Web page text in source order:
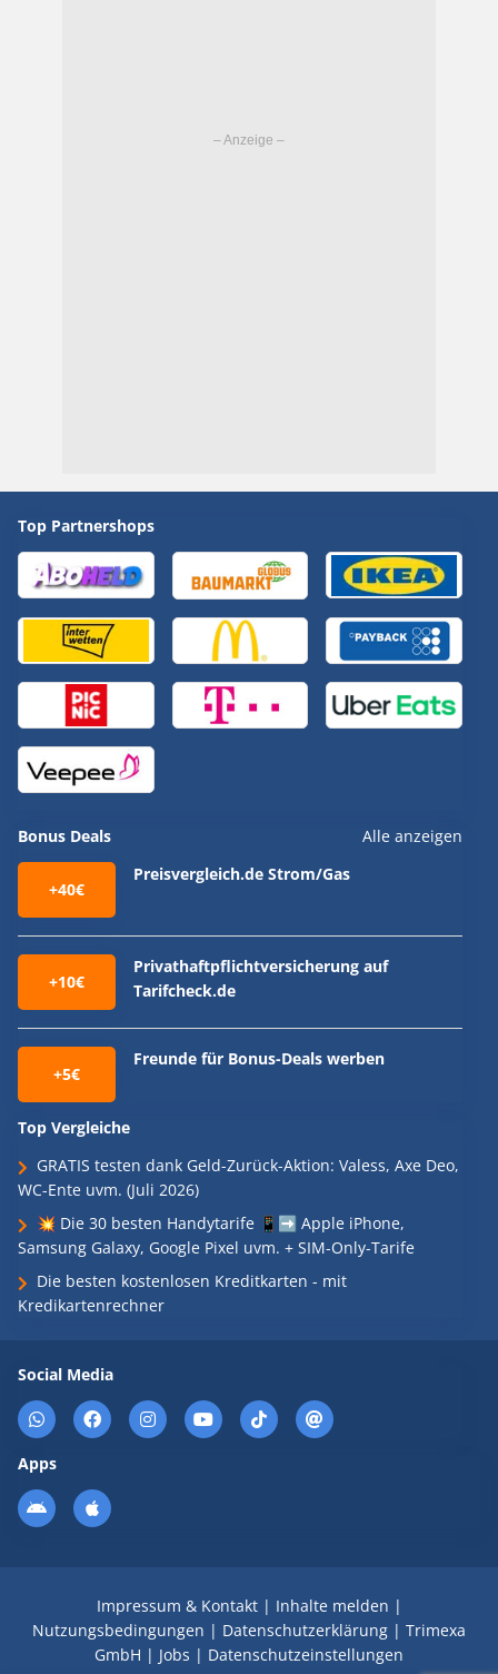
Top Partnershops
Bonus Deals Alle anzeigen
+40€
Preisvergleich.de Strom/Gas
+10€
Privathaftpflichtversicherung auf
Tarifcheck.de
+5€
Freunde für Bonus-Deals werben
Top Vergleiche
GRATIS testen dank Geld-Zurück-Aktion: Valess, Axe Deo,
WC-Ente uvm. (Juli 2026)
💥 Die 30 besten Handytarife 📱➡️ Apple iPhone,
Samsung Galaxy, Google Pixel uvm. + SIM-Only-Tarife
Die besten kostenlosen Kreditkarten - mit
Kredikartenrechner
Social Media
Apps
Impressum & Kontakt| Inhalte melden |
Nutzungsbedingungen | Datenschutzerklärung | Trimexa
GmbH | Jobs | Datenschutzeinstellungen